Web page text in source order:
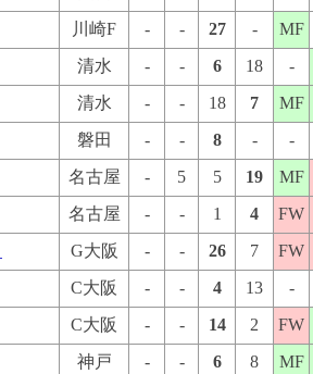
川崎F - - 27 - MF
清水 - - 6 18 -
清水 - - 18 7 MF
磐田 - - 8 - -
名古屋 - 5 5 19 MF
名古屋 - - 1 4 FW
G大阪 - - 26 7 FW
C大阪 - - 4 13 -
C大阪 - - 14 2 FW
神戸 - - 6 8 MF